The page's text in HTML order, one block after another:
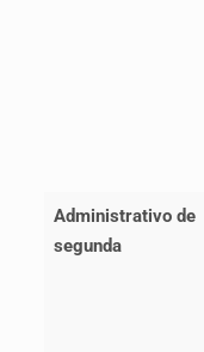
Administrativo de
segunda